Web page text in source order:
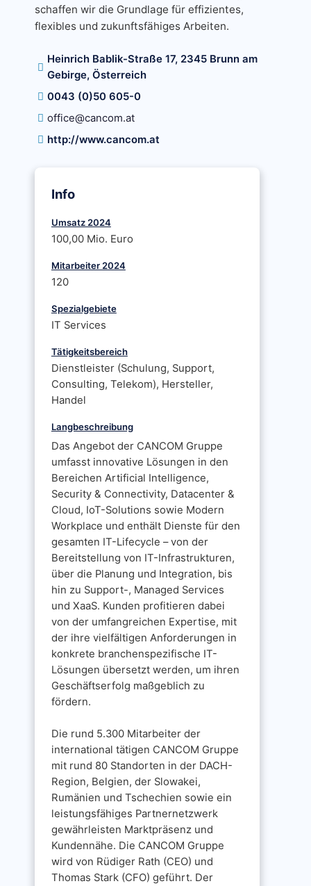
schaffen wir die Grundlage für effizientes,
flexibles und zukunftsfähiges Arbeiten.
Heinrich Bablik-Straße 17, 2345 Brunn am
Gebirge, Österreich
0043 (0)50 605-0
office@cancom.at
http://www.cancom.at
Info
Umsatz 2024
100,00 Mio. Euro
Mitarbeiter 2024
120
Spezialgebiete
IT Services
Tätigkeitsbereich
Dienstleister (Schulung, Support,
Consulting, Telekom), Hersteller,
Handel
Langbeschreibung
Das Angebot der CANCOM Gruppe
umfasst innovative Lösungen in den
Bereichen Artificial Intelligence,
Security & Connectivity, Datacenter &
Cloud, IoT-Solutions sowie Modern
Workplace und enthält Dienste für den
gesamten IT-Lifecycle – von der
Bereitstellung von IT-Infrastrukturen,
über die Planung und Integration, bis
hin zu Support-, Managed Services
und XaaS. Kunden profitieren dabei
von der umfangreichen Expertise, mit
der ihre vielfältigen Anforderungen in
konkrete branchenspezifische IT-
Lösungen übersetzt werden, um ihren
Geschäftserfolg maßgeblich zu
fördern.
Die rund 5.300 Mitarbeiter der
international tätigen CANCOM Gruppe
mit rund 80 Standorten in der DACH-
Region, Belgien, der Slowakei,
Rumänien und Tschechien sowie ein
leistungsfähiges Partnernetzwerk
gewährleisten Marktpräsenz und
Kundennähe. Die CANCOM Gruppe
wird von Rüdiger Rath (CEO) und
Thomas Stark (CFO) geführt. Der